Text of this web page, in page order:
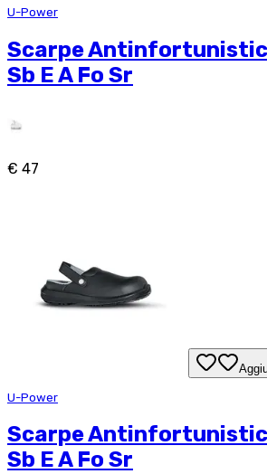
U-Power
Scarpe
Sb E A Fo Sr
€ 47
U-Power
Scarpe
Sb E A Fo Sr